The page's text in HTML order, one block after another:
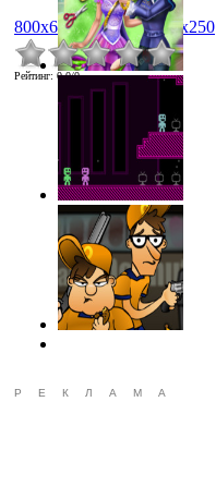
800x600 1024x768 450x250
Рейтинг: 0.0/0
РЕКЛАМА